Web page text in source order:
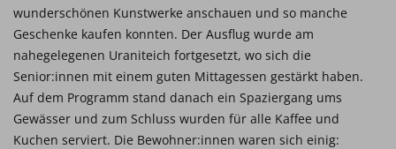
wunderschönen Kunstwerke anschauen und so manche
Geschenke kaufen konnten. Der Ausflug wurde am
nahegelegenen Uraniteich fortgesetzt, wo sich die
Senior:innen mit einem guten Mittagessen gestärkt haben.
Auf dem Programm stand danach ein Spaziergang ums
Gewässer und zum Schluss wurden für alle Kaffee und
Kuchen serviert. Die Bewohner:innen waren sich einig: